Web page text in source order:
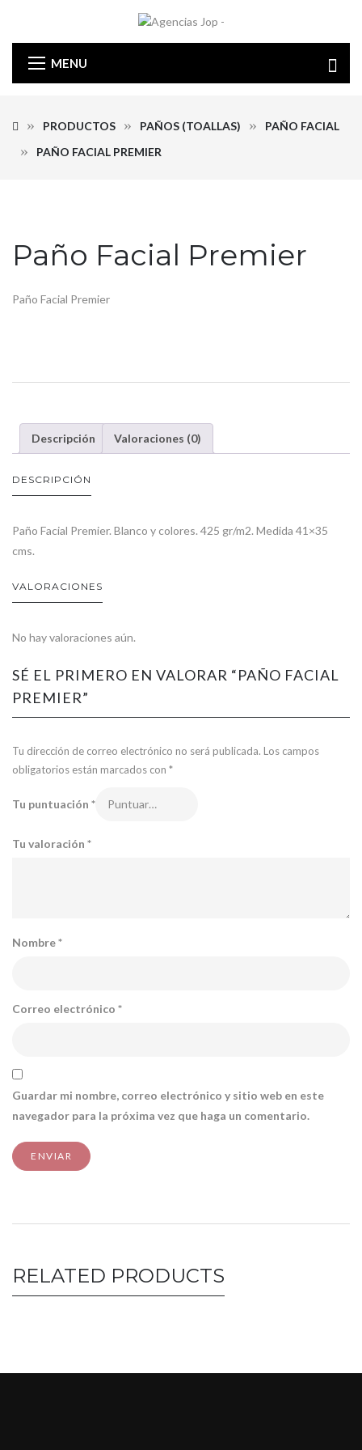
MENU
PRODUCTOS PAÑOS (TOALLAS)
PAÑO FACIAL
PAÑO FACIAL PREMIER
Paño Facial Premier
Paño Facial Premier
Descripción Valoraciones (0)
DESCRIPCIÓN
Paño Facial Premier. Blanco y colores. 425 gr/m2. Medida 41×35
cms.
VALORACIONES
No hay valoraciones aún.
SÉ EL PRIMERO EN VALORAR “PAÑO FACIAL
PREMIER”
Tu dirección de correo electrónico no será publicada. Los campos
obligatorios están marcados con *
Tu puntuación *
Tu valoración *
Nombre*
Correo electrónico *
Guardar mi nombre, correo electrónico y sitio web en este
navegador para la próxima vez que haga un comentario.
RELATED PRODUCTS